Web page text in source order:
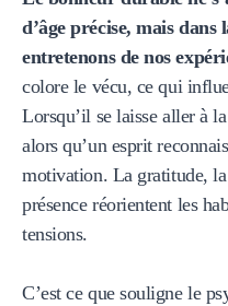
d’âge précise, mais
entretenons de nos
colore le vécu, ce qui
Lorsqu’il se laisse aller à
alors qu’un esprit
motivation. La gratitude,
présence réorientent les
tensions.
C’est ce que souligne le